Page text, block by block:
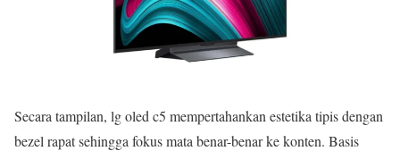
Secara tampilan, lg oled c5 mempertahankan estetika tipis dengan
bezel rapat sehingga fokus mata benar-benar ke konten. Basis